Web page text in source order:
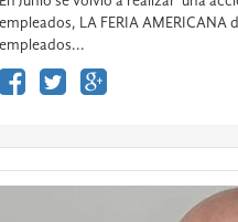
empleados, LA FERIA AMERICANA
empleados...